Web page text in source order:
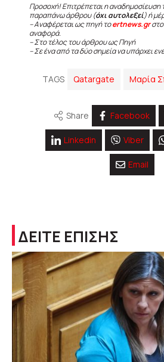
Προσοχή! Επιτρέπεται η
παραπάνω άρθρου (όχι αυτολεξεί) ή
– Αναφέρεται ως πηγή τοertnews.gr
αναφορά.
– Στο τέλος του άρθρου ως Πηγή
– Σε ένα από τα δύο σημεία να υπάρχει
TAGS Qatargate Μαρία
Share Facebook
Linkedin Viber
Email
ΔΕΙΤΕ ΕΠΙΣΗΣ